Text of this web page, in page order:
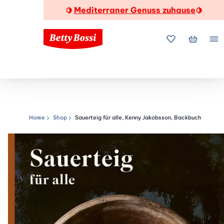
🍋 Mediterraner Genuss zuhause🍋
MeineMein
Navigationspfad
Home Shop Sauerteig für alle, Kenny Jakobsson, Backbuch